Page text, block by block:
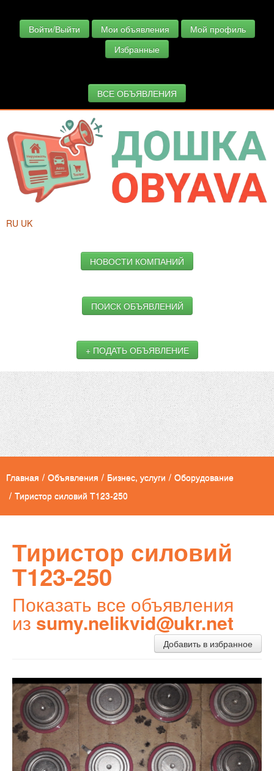
Войти/Выйти Мои объявления
Мой профиль
Избранные
ВСЕ ОБЪЯВЛЕНИЯ
RU UK
НОВОСТИ КОМПАНИЙ
ПОИСК ОБЪЯВЛЕНИЙ
+ ПОДАТЬ ОБЪЯВЛЕНИЕ
Главная / Объявления / Бизнес, услуги / Оборудование
/ Тиристор силовий Т123-250
Тиристор силовий
Т123-250
Показать все объявления
из sumy.nelikvid@ukr.net
Добавить в избранное